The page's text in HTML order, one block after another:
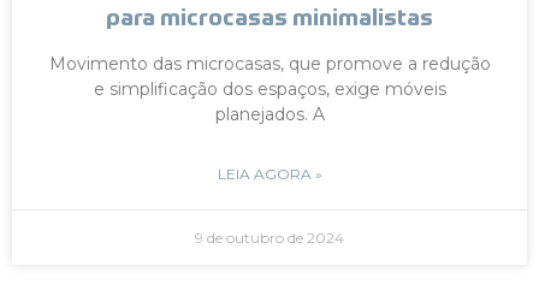
para microcasas minimalistas
Movimento das microcasas, que promove a redução
e simplificação dos espaços, exige móveis
planejados. A
LEIA AGORA »
9 de outubro de 2024